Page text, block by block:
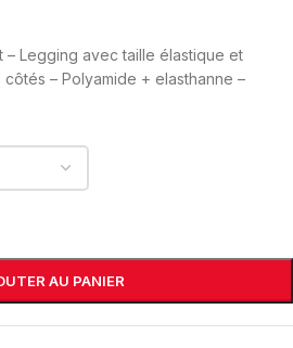
– Legging avec taille élastique et
– Polyamide + elasthanne –
AU PANIER